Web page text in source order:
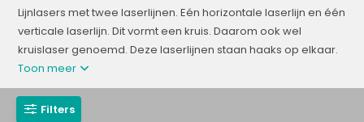
Lijnlasers met twee laserlijnen. Eén horizontale laserlijn en één
verticale laserlijn. Dit vormt een kruis. Daarom ook wel
kruislaser genoemd. Deze laserlijnen staan haaks op elkaar.
Toon meer
Filters